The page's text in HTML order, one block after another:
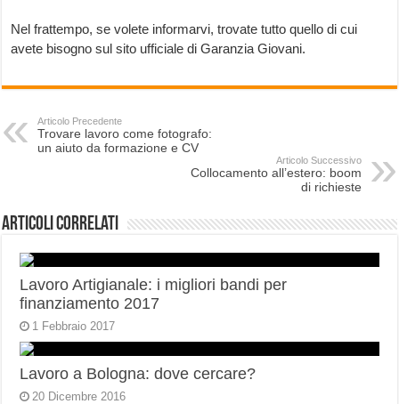
Nel frattempo, se volete informarvi, trovate tutto quello di cui
avete bisogno sul sito ufficiale di Garanzia Giovani.
Articolo Precedente
Trovare lavoro come fotografo:
un aiuto da formazione e CV
Articolo Successivo
Collocamento all’estero: boom
di richieste
Articoli correlati
Lavoro Artigianale: i migliori bandi per
finanziamento 2017
1 Febbraio 2017
Lavoro a Bologna: dove cercare?
20 Dicembre 2016